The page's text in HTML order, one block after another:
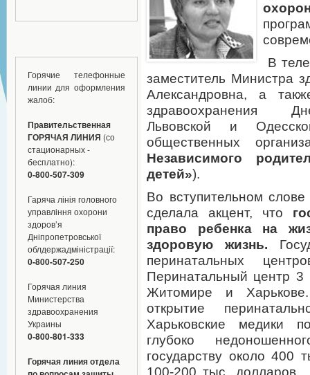
Горячие телефонные
линии для оформления
жалоб:
Правительственная
ГОРЯЧАЯ ЛИНИЯ (со
стационарных -
бесплатно):
0-800-507-309
Гаряча лінія головного
управління охорони
здоров’я
Дніпропетровської
облдержадміністрації:
0-800-507-250
Горячая линия
Министерства
здравоохранения
Украины
0-800-801-333
Горячая линия отдела
В
заместитель Министра
Александровна, а
здравоохранения
Львовской и
общественных
Независимого
детей»).
Во вступительном
сделала акцент, что
право ребенка на
здоровую жизнь.
перинатальных
Перинатальный центр 3
Житомире и Харькове.
открытие
Харьковские медики
глубоко
государству около
100-200 тыс.